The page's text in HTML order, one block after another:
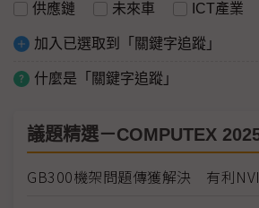
供應鏈 未來車 ICT產業
加入已選取到「關鍵字追蹤」
什麼是「關鍵字追蹤」
議題精選－COMPUTEX
GB300機架問題傳獲解決 有利